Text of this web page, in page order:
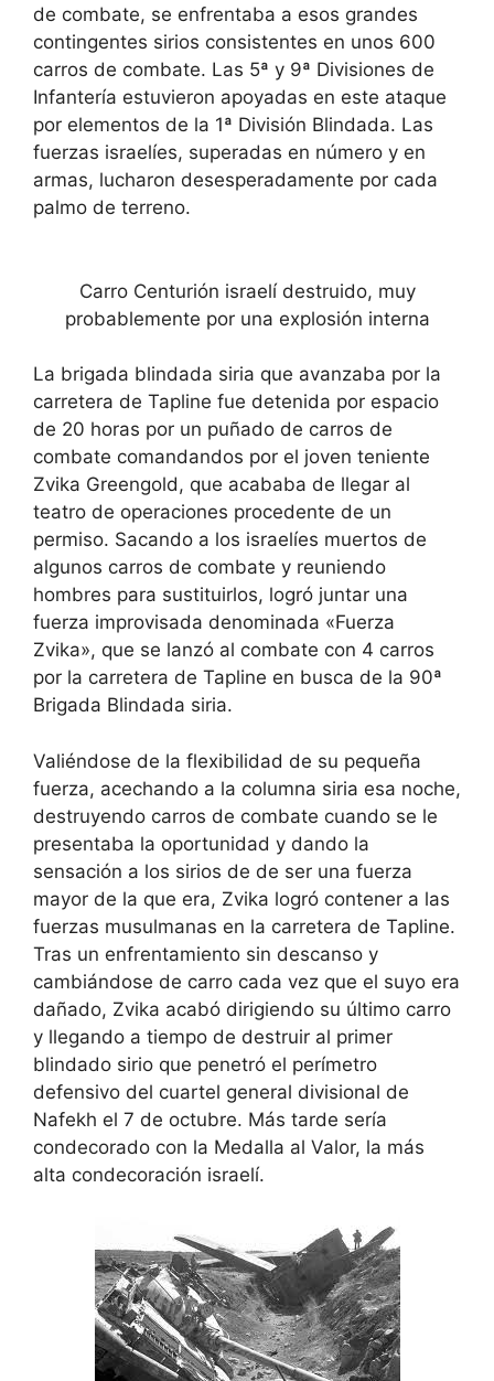
de combate, se enfrentaba a esos grandes
contingentes sirios consistentes en unos 600
carros de combate. Las 5ª y 9ª Divisiones de
Infantería estuvieron apoyadas en este ataque
por elementos de la 1ª División Blindada. Las
fuerzas israelíes, superadas en número y en
armas, lucharon desesperadamente por cada
palmo de terreno.
Carro Centurión israelí destruido, muy
probablemente por una explosión interna
La brigada blindada siria que avanzaba por la
carretera de Tapline fue detenida por espacio
de 20 horas por un puñado de carros de
combate comandandos por el joven teniente
Zvika Greengold, que acababa de llegar al
teatro de operaciones procedente de un
permiso. Sacando a los israelíes muertos de
algunos carros de combate y reuniendo
hombres para sustituirlos, logró juntar una
fuerza improvisada denominada «Fuerza
Zvika», que se lanzó al combate con 4 carros
por la carretera de Tapline en busca de la 90ª
Brigada Blindada siria.
Valiéndose de la flexibilidad de su pequeña
fuerza, acechando a la columna siria esa noche,
destruyendo carros de combate cuando se le
presentaba la oportunidad y dando la
sensación a los sirios de de ser una fuerza
mayor de la que era, Zvika logró contener a las
fuerzas musulmanas en la carretera de Tapline.
Tras un enfrentamiento sin descanso y
cambiándose de carro cada vez que el suyo era
dañado, Zvika acabó dirigiendo su último carro
y llegando a tiempo de destruir al primer
blindado sirio que penetró el perímetro
defensivo del cuartel general divisional de
Nafekh el 7 de octubre. Más tarde sería
condecorado con la Medalla al Valor, la más
alta condecoración israelí.